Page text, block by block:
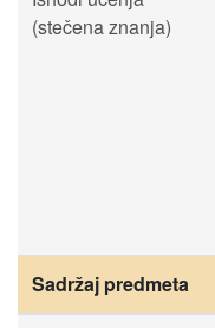
(stečena znanja)
Sadržaj predmeta